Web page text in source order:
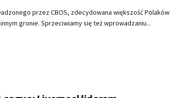
przez CBOS, zdecydowana większość Polaków
gronie. Sprzeciwiamy się też wprowadzaniu...